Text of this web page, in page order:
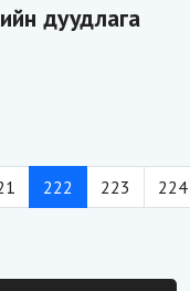
дуудлага
222 223 224